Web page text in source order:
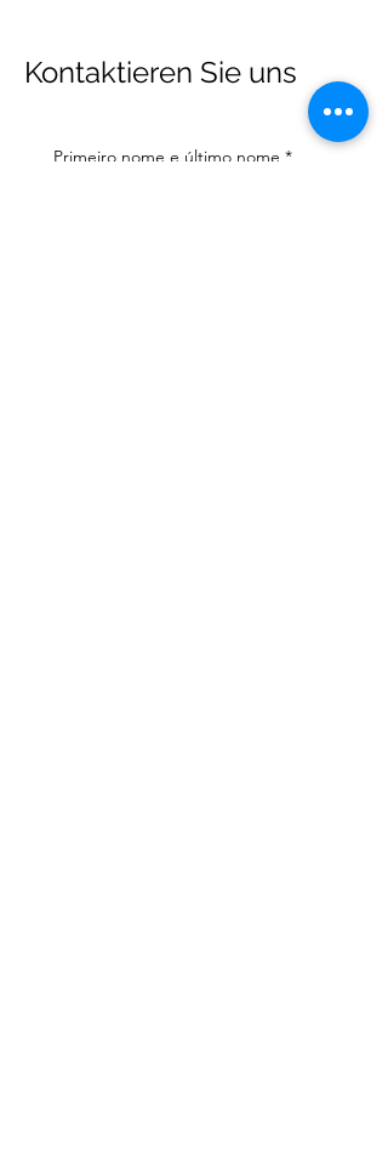
Kontaktieren Sie uns
Primeiro nome e último nome *